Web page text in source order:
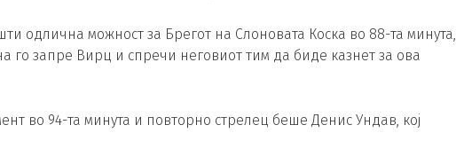
одлична можност за Брегот на Слоновата Коска во 88-та минута,
го запре Вирц и спречи неговиот тим да биде казнет за ова
во 94-та минута и повторно стрелец беше Денис Ундав, кој